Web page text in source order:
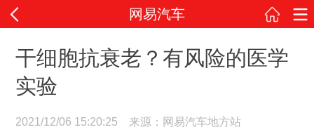
网易汽车
干细胞抗衰老？有风险的医学
实验
2021/12/06 15:20:25 来源：网易汽车地方站